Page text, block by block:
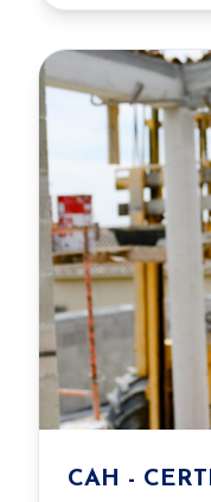
a los
viviendas,
industria del
CAH -